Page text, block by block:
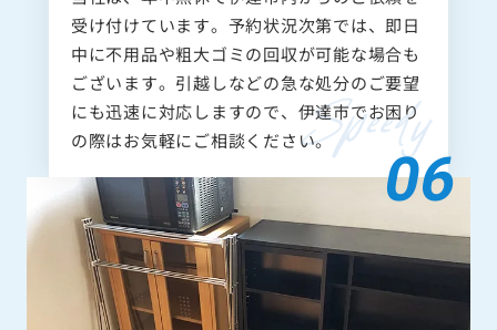
受け付けています。予約状況次第では、即日
中に不用品や粗大ゴミの回収が可能な場合も
ございます。引越しなどの急な処分のご要望
にも迅速に対応しますので、伊達市でお困り
の際はお気軽にご相談ください。